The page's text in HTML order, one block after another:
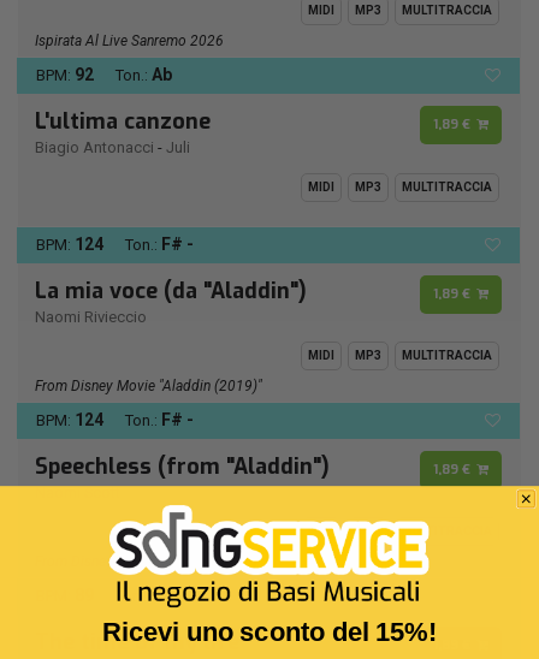
MIDI MP3 MULTITRACCIA
Ispirata Al Live Sanremo 2026
BPM: 92 Ton.: Ab
L'ultima canzone
Biagio Antonacci - Juli
1,89 €
MIDI MP3 MULTITRACCIA
BPM: 124 Ton.: F# -
La mia voce (da "Aladdin")
Naomi Rivieccio
1,89 €
MIDI MP3 MULTITRACCIA
From Disney Movie "Aladdin (2019)"
BPM: 124 Ton.: F# -
Speechless (from "Aladdin") 1,89 €
MIDI MP3 MULTITRACCIA
From Disney Movie "Aladdin (2019)"
Ton.:Ab
The time of my life 1,89 €
Ricevi uno sconto del 15%!